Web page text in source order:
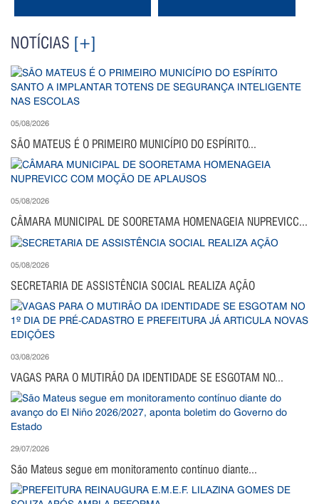
NOTÍCIAS [+]
05/08/2026
SÃO MATEUS É O PRIMEIRO MUNICÍPIO DO ESPÍRITO...
05/08/2026
CÂMARA MUNICIPAL DE SOORETAMA HOMENAGEIA NUPREVICC...
05/08/2026
SECRETARIA DE ASSISTÊNCIA SOCIAL REALIZA AÇÃO
03/08/2026
VAGAS PARA O MUTIRÃO DA IDENTIDADE SE ESGOTAM NO...
29/07/2026
São Mateus segue em monitoramento contínuo diante...